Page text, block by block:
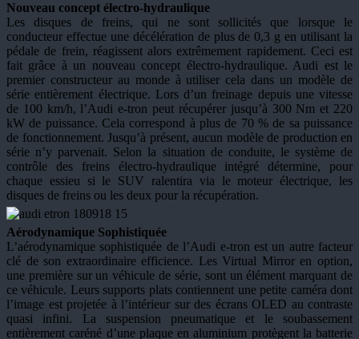
Nouveau concept électro-hydraulique
Les disques de freins, qui ne sont sollicités que lorsque le
conducteur effectue une décélération de plus de 0,3 g en utilisant la
pédale de frein, réagissent alors extrêmement rapidement. Ceci est
fait grâce à un nouveau concept électro-hydraulique. Audi est le
premier constructeur au monde à utiliser cela dans un modèle de
série entièrement électrique. Lors d’un freinage depuis une vitesse
de 100 km/h, l’Audi e-tron peut récupérer jusqu’à 300 Nm et 220
kW de puissance. Cela correspond à plus de 70 % de sa puissance
de fonctionnement. Jusqu’à présent, aucun modèle de production en
série n’y parvenait. Selon la situation de conduite, le système de
contrôle des freins électro-hydraulique intégré détermine, pour
chaque essieu si le SUV ralentira via le moteur électrique, les
disques de freins ou les deux pour la récupération.
Aérodynamique Sophistiquée
L’aérodynamique sophistiquée de l’Audi e-tron est un autre facteur
clé de son extraordinaire efficience. Les Virtual Mirror en option,
une première sur un véhicule de série, sont un élément marquant de
ce véhicule. Leurs supports plats contiennent une petite caméra dont
l’image est projetée à l’intérieur sur des écrans OLED au contraste
quasi infini. La suspension pneumatique et le soubassement
entièrement caréné d’une plaque en aluminium protègent la batterie